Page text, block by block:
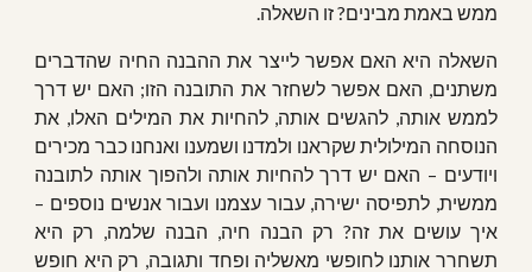
ממש באמת מבינים? זו השאלה.
השאלה היא האם אפשר לייצר את ההבנה החיה שהדברים
משתנים, האם אפשר לשחזר את התובנה הזו; האם יש דרך
לממש אותה, להגשים אותה, להחיות את המילים האלו, את
הנוסחה המילולית שקראנו ולמדנו ושמענו ואנחנו כבר מכירים
ויודעים – האם יש דרך להחיות אותה ולהפוך אותה לתובנה
ממשית, לתפיסה ישירה, עבור עצמנו ועבור אנשים נוספים –
איך עושים את זה? רק הבנה חיה, הבנה שלמה, רק היא
תשחרר אותנו לחופשי מאשליה ופחד ותגובה, רק היא חופש